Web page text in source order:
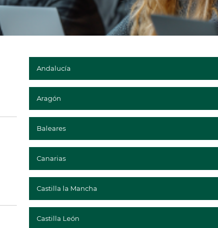
Andalucía
Aragón
Baleares
Canarias
Castilla la Mancha
Castilla León